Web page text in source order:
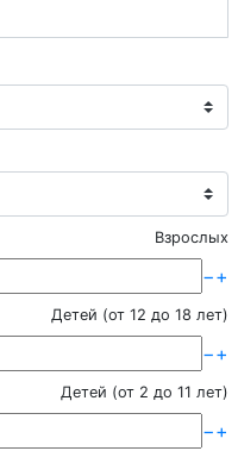
Взрослых
−+
Детей (от 12 до 18 лет)
−+
Детей (от 2 до 11 лет)
−+